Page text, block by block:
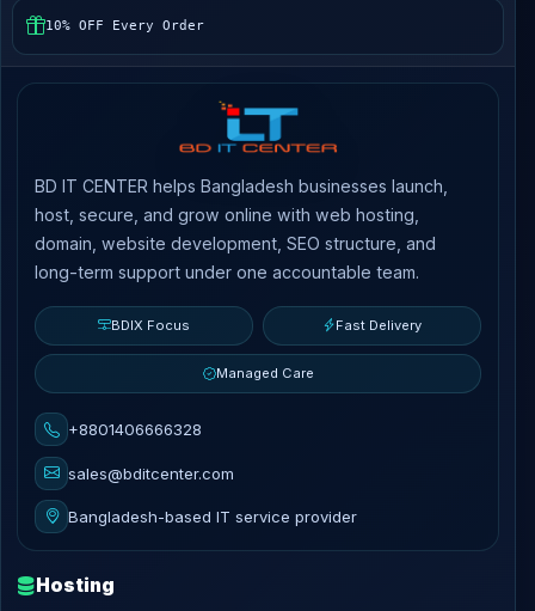
10% OFF Every Order
BD IT CENTER helps Bangladesh businesses launch,
host, secure, and grow online with web hosting,
domain, website development, SEO structure, and
long-term support under one accountable team.
BDIX Focus Fast Delivery
Managed Care
+8801406666328
sales@bditcenter.com
Bangladesh-based IT service provider
Hosting